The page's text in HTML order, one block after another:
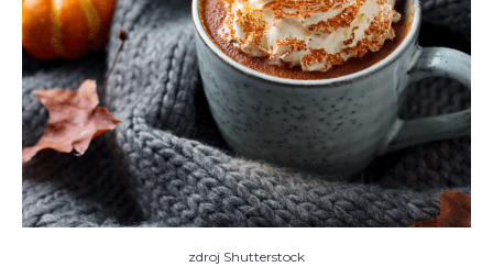
zdroj Shutterstock